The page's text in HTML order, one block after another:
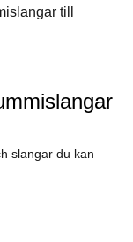
slangar du kan